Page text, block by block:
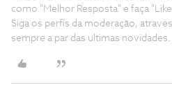
como "Melhor Resposta" e faça
Siga os perfis da moderação,
sempre a par das ultimas novidades.